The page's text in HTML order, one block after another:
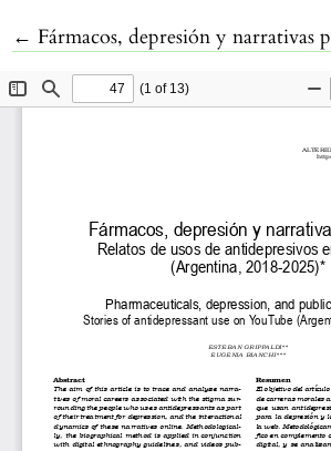
← Volver a los detalles del artículo
Fármacos, depresión y narrativas públicas. Relatos de usos de antidepresivos en YouTube (Argentina, 2018-2025)